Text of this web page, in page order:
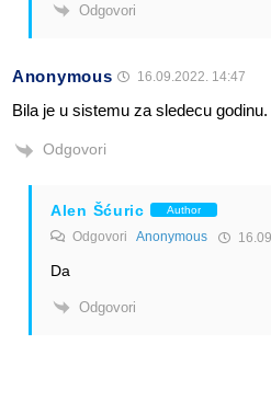
Odgovori
Anonymous 16.09.2022. 14:47
Bila je u sistemu za sledecu godinu.
Odgovori
Alen Šćuric Author
Odgovori Anonymous
Da
Odgovori